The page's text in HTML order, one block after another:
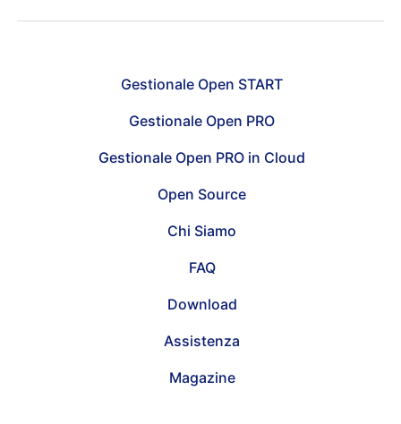
Gestionale Open START
Gestionale Open PRO
Gestionale Open PRO in Cloud
Open Source
Chi Siamo
FAQ
Download
Assistenza
Magazine